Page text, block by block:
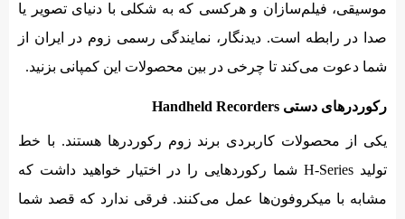
موسیقی،‌ فیلم‌سازان و هرکسی که به شکلی با دنیای تصویر یا
صدا در رابطه است. دیدنگار، نمایندگی رسمی زوم در ایران از
شما دعوت می‌کند تا چرخی در بین محصولات این کمپانی بزنید.
رکوردرهای دستی Handheld Recorders
یکی از محصولات کاربردی برند زوم رکوردرها هستند. با خط
تولید H-Series شما رکوردهایی را در اختیار خواهید داشت که
مشابه با میکروفون‌ها عمل می‌کنند. فرقی ندارد که قصد شما